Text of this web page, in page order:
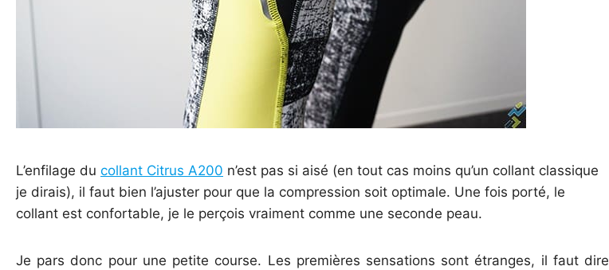
L’enfilage du collant Citrus A200 n’est pas si aisé (en tout cas moins qu’un collant classique
je dirais), il faut bien l’ajuster pour que la compression soit optimale. Une fois porté, le
collant est confortable, je le perçois vraiment comme une seconde peau.
Je pars donc pour une petite course. Les premières sensations sont étranges, il faut dire